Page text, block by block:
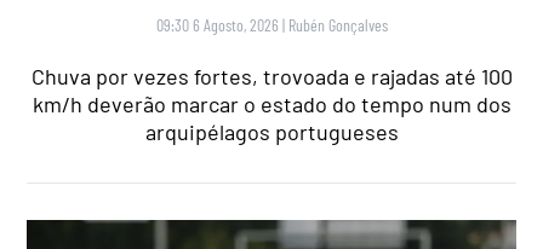
09:30 6 Agosto, 2026 | Rubén Gonçalves
Chuva por vezes fortes, trovoada e rajadas até 100
km/h deverão marcar o estado do tempo num dos
arquipélagos portugueses